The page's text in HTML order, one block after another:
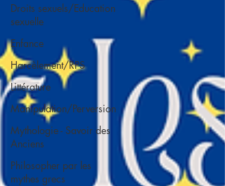
Droits sexuels/Education
sexuelle
Enfance
Harcèlement/RPS
Littérature
Manipulation/Perversion
Mythologie - Savoir des
Anciens
Philosopher par les
mythes grecs